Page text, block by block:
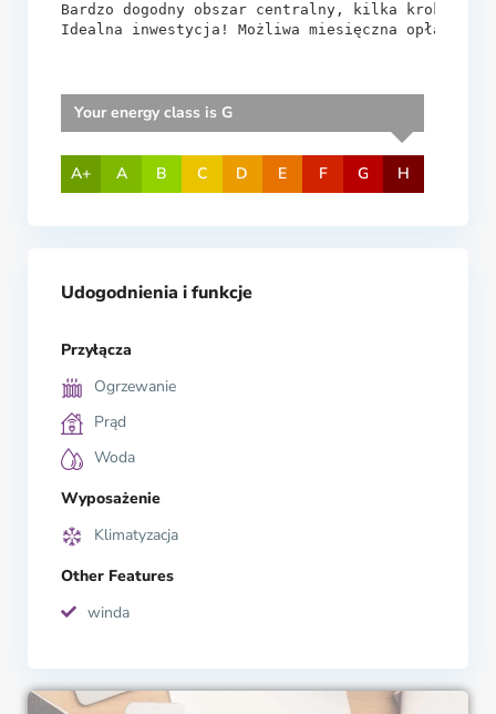
Bardzo dogodny obszar centralny, kilka kroków od
Idealna inwestycja! Możliwa miesięczna opłata
A+ A B C D E F
Your energy class is G
G H
Udogodnienia i funkcje
Przyłącza
Ogrzewanie
Prąd
Woda
Wyposażenie
Klimatyzacja
Other Features
winda